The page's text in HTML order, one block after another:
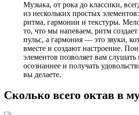
Музыка, от рока до классики,
из нескольких простых
ритма, гармонии и текстуры.
то, что мы напеваем, ритм
пульс, а гармония — это звуки,
вместе и создают настроение.
элементов позволяет вам
осознаннее и получать
вы делаете.
Сколько всего октав в